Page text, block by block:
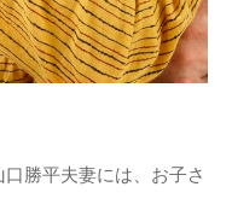
勝平夫妻には、お子さ